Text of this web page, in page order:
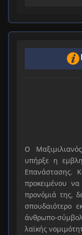
Ο
υπήρξε η
Επανάστασης.
προκειμένου
προνόμιά της,
σπουδαιότερο
άνθρωπο-
λαϊκής